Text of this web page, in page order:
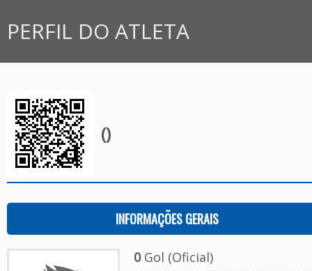
PERFIL DO ATLETA
()
INFORMAÇÕES GERAIS
0Gol (Oficial)